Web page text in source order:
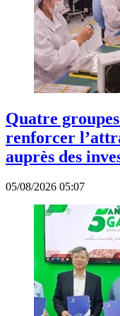
Quatre
renforcer
auprès des
05/08/2026 05:07